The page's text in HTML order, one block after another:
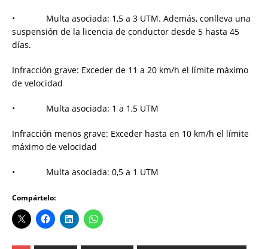
• Multa asociada: 1,5 a 3 UTM. Además, conlleva una
suspensión de la licencia de conductor desde 5 hasta 45
días.
Infracción grave: Exceder de 11 a 20 km/h el límite máximo
de velocidad
• Multa asociada: 1 a 1,5 UTM
Infracción menos grave: Exceder hasta en 10 km/h el límite
máximo de velocidad
• Multa asociada: 0,5 a 1 UTM
Compártelo: